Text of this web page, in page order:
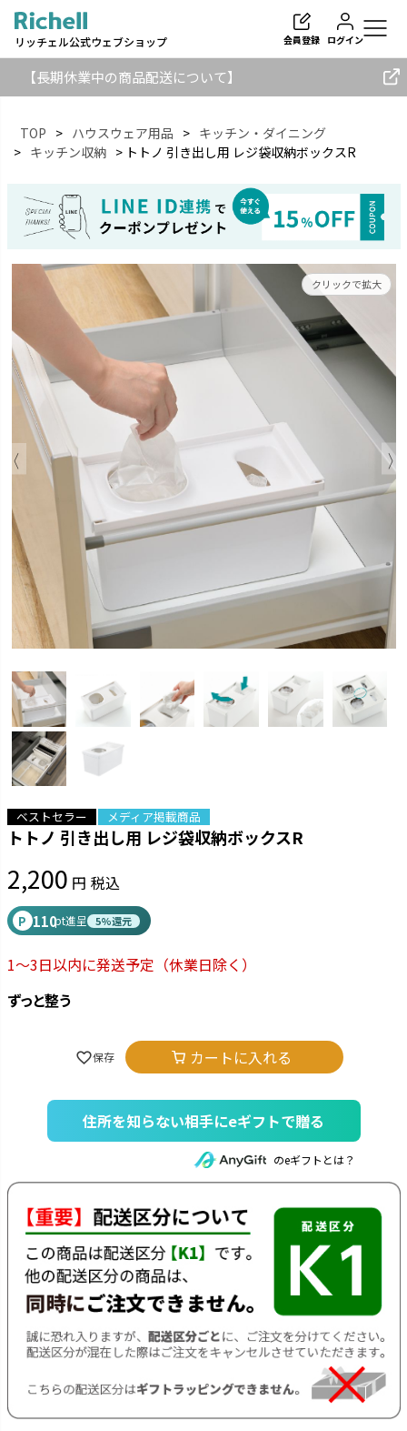
リッチェル公式ウェブショップ 会員登録 ログイン
【長期休業中の商品配送について】
TOP ハウスウェア用品
キッチン・ダイニング
キッチン収納
トトノ 引き出し用 レジ袋収納ボックスR
クリックで拡大
ベストセラー メディア掲載商品
トトノ 引き出し用 レジ袋収納ボックスR
2,200 税込
P 110pt進呈 5%還元
1～3日以内に発送予定 （休業日除く）
ずっと整う
カートに入れる
住所を知らない相手にeギフトで贈る
のeギフトとは？